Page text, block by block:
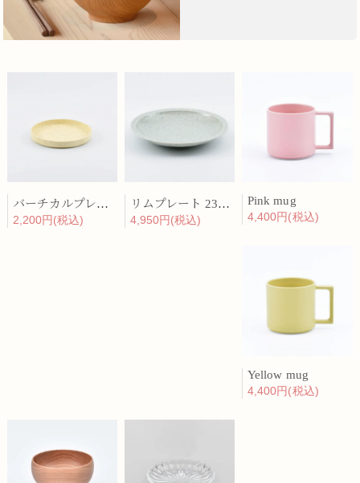
バーチカルプレート 15cm 化粧土
2,200円(税込)
リムプレート 23cm 呉須散
4,950円(税込)
Pink mug
4,400円(税込)
Yellow mug
4,400円(税込)